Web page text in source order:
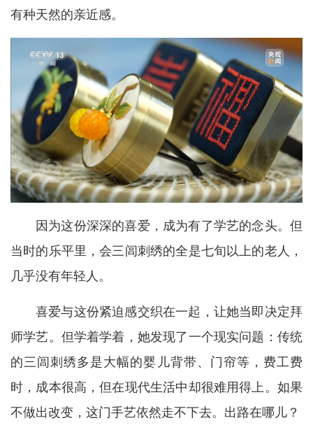
有种天然的亲近感。
因为这份深深的喜爱，成为有了学艺的念头。但
当时的乐平里，会三闾刺绣的全是七旬以上的老人，
几乎没有年轻人。
喜爱与这份紧迫感交织在一起，让她当即决定拜
师学艺。但学着学着，她发现了一个现实问题：传统
的三闾刺绣多是大幅的婴儿背带、门帘等，费工费
时，成本很高，但在现代生活中却很难用得上。如果
不做出改变，这门手艺依然走不下去。出路在哪儿？